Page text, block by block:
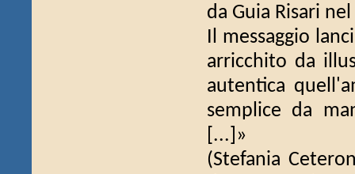
da Guia Risari
Il messaggio
arricchito da
autentica
semplice da
[...]»
(Stefania